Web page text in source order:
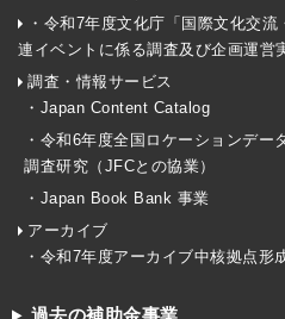
・令和7年度文化庁「国際文化交
連イベントに係る調査及び企画運営
調査・情報サービス
・Japan Content Catalog
・令和6年度全国ロケーションデ
調査研究（JFCとの協業）
・Japan Book Bank 事業
アーカイブ
・令和7年度アーカイブ中核拠点形